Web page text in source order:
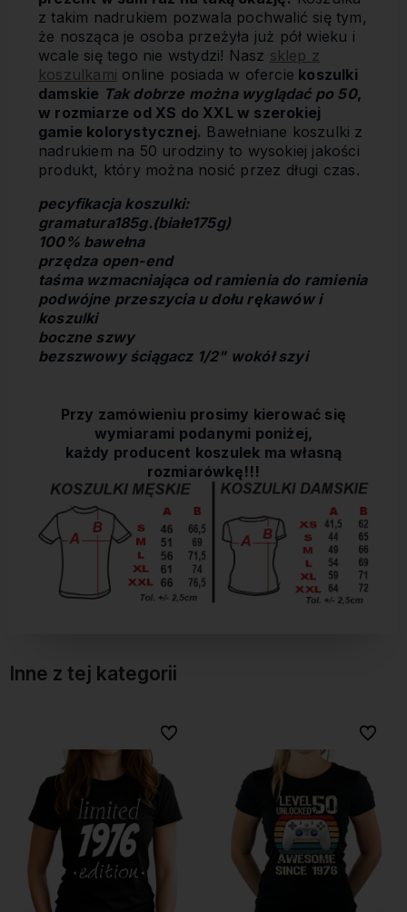
z takim nadrukiem pozwala pochwalić się tym,
że nosząca je osoba przeżyła już pół wieku i
wcale się tego nie wstydzi! Nasz sklep z
koszulkami online posiada w ofercie koszulki
damskie Tak dobrze można wyglądać po 50,
w rozmiarze od XS do XXL w szerokiej
gamie kolorystycznej. Bawełniane koszulki z
nadrukiem na 50 urodziny to wysokiej jakości
produkt, który można nosić przez długi czas.
pecyfikacja koszulki:
gramatura185g.(białe175g)
100% bawełna
przędza open-end
taśma wzmacniająca od ramienia do ramienia
podwójne przeszycia u dołu rękawów i
koszulki
boczne szwy
bezszwowy ściągacz 1/2" wokół szyi
Przy zamówieniu prosimy kierować się
wymiarami podanymi poniżej,
każdy producent koszulek ma własną
rozmiarówkę!!!
Inne z tej kategorii
Do ulubionych
Do ulubionych Do
Do